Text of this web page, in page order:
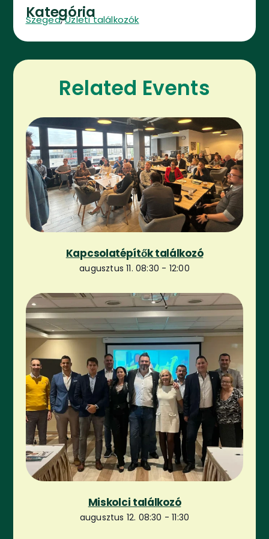
Kategória
Szeged,Üzleti találkozók
Related Events
Kapcsolatépítők találkozó
augusztus 11. 08:30 - 12:00
Miskolci találkozó
augusztus 12. 08:30 -11:30